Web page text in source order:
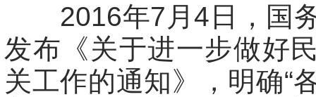
2016年7月4日，国
发布《关于进一步做好
关工作的通知》，明确“